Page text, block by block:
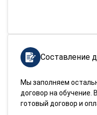
Составление
Мы заполняем
договор на обучение.
готовый договор и